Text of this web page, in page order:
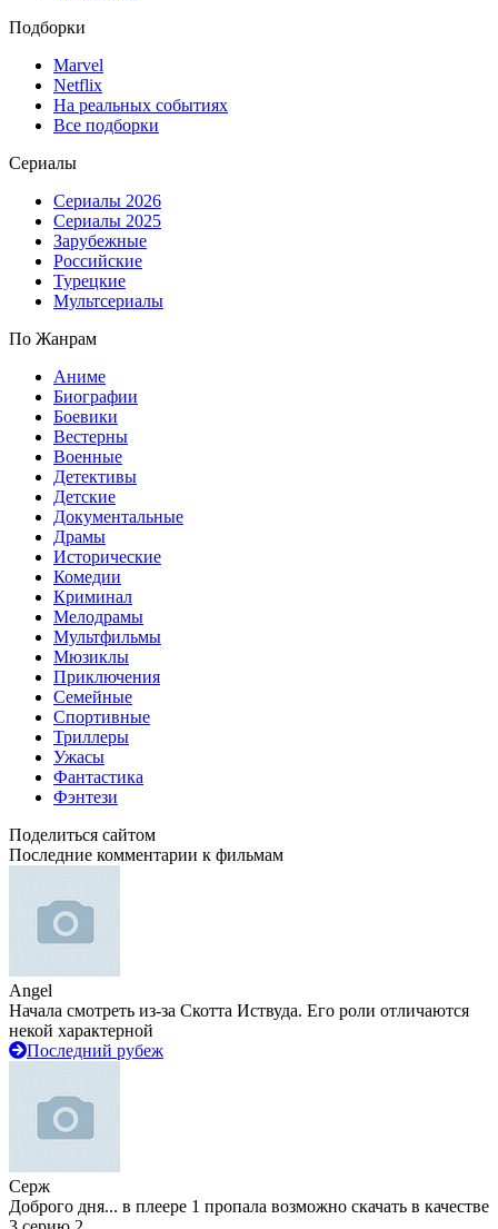
Подборки
Marvel
Netflix
На реальных событиях
Все подборки
Сериалы
Сериалы 2026
Сериалы 2025
Зарубежные
Российские
Турецкие
Мультсериалы
По Жанрам
Аниме
Биографии
Боевики
Вестерны
Военные
Детективы
Детские
Документальные
Драмы
Исторические
Комедии
Криминал
Мелодрамы
Мультфильмы
Мюзиклы
Приключения
Семейные
Спортивные
Триллеры
Ужасы
Фантастика
Фэнтези
Поделиться сайтом
Последние комментарии к фильмам
Angel
Начала смотреть из-за Скотта Иствуда. Его роли отличаются
некой характерной
Последний рубеж
Серж
Доброго дня... в плеере 1 пропала возможно скачать в качестве